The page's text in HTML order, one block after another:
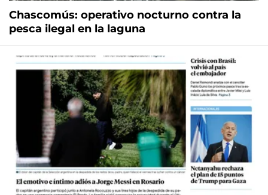
Chascomús: operativo nocturno contra la
pesca ilegal en la laguna